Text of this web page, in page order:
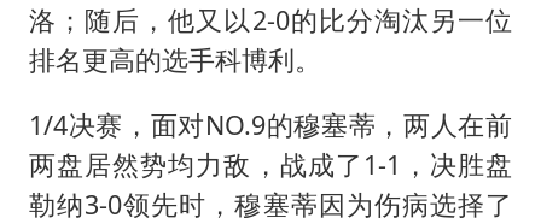
洛；随后，他又以2-0的比分淘汰另一位
排名更高的选手科博利。
1/4决赛，面对NO.9的穆塞蒂，两人在前
两盘居然势均力敌，战成了1-1，决胜盘
勒纳3-0领先时，穆塞蒂因为伤病选择了